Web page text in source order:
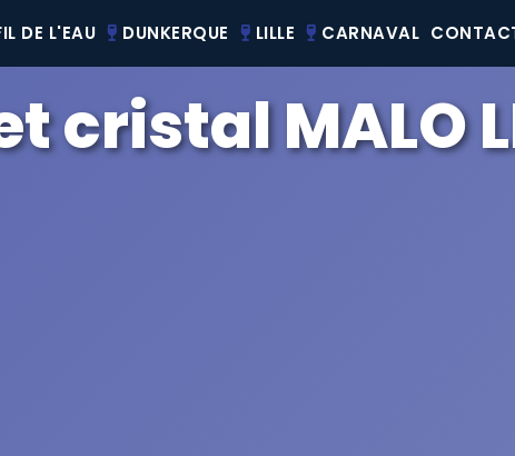
DE L'EAU DUNKERQUE LILLE CARNAVAL
cristal MALO